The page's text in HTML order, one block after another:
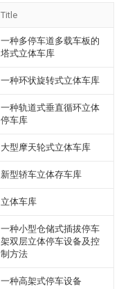
Title
一种多停车道多载车板的
塔式立体车库
一种环状旋转式立体车库
一种轨道式垂直循环立体
停车库
大型摩天轮式立体车库
新型轿车立体存车库
立体车库
一种小型仓储式插拔停车
架双层立体停车设备及控
制方法
一种高架式停车设备